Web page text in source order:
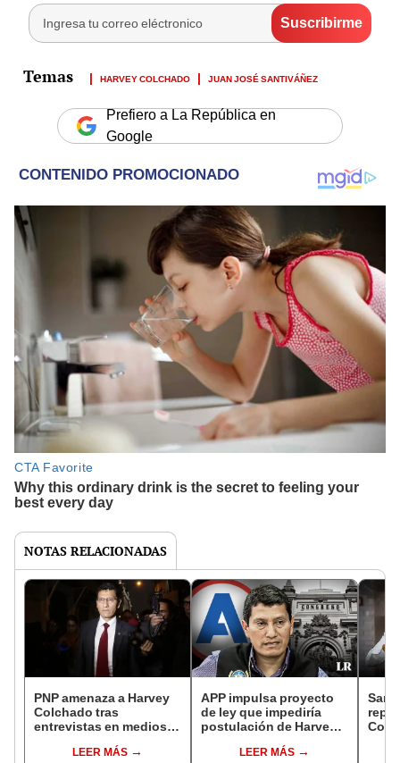
HARVEY COLCHADO JUAN JOSÉ SANTIVÁÑEZ
Prefiero a La República en
Google
NOTAS RELACIONADAS
PNP amenaza a Harvey
Colchado tras
entrevistas en medios
Policía actuará
LEER MÁS
APP impulsa proyecto
de ley que impediría
postulación de Harvey
LEER MÁS